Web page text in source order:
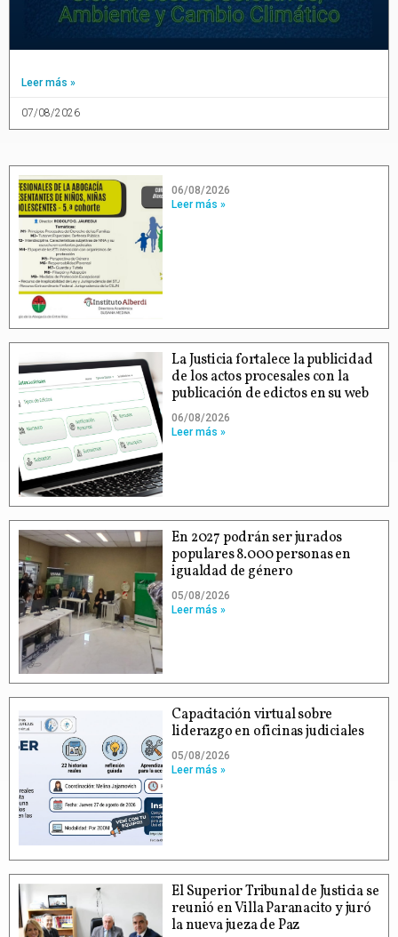
Leer más »
07/08/2026
06/08/2026
Leer más »
La Justicia fortalece la publicidad
de los actos procesales con la
publicación de edictos en su web
06/08/2026
Leer más »
En 2027 podrán ser jurados
populares 8.000 personas en
igualdad de género
05/08/2026
Leer más »
Capacitación virtual sobre
liderazgo en oficinas judiciales
05/08/2026
Leer más »
El Superior Tribunal de Justicia se
reunió en Villa Paranacito y juró
la nueva jueza de Paz